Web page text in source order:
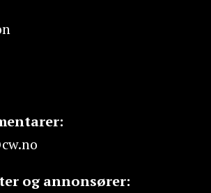
og annonsører: